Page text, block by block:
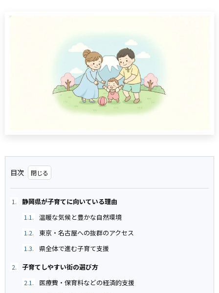
目次
1. 静岡県が子育てに向いている理由
1.1. 温暖な気候と豊かな自然環境
1.2. 東京・名古屋への抜群のアクセス
1.3. 県全体で進む子育て支援
2. 子育てしやすい街の選び方
2.1. 医療費・保育料などの経済的支援